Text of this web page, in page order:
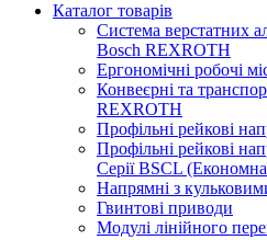
Каталог товарів
Система верстатних
Bosch REXROTH
Ергономічні робочі
Конвеєрні та
REXROTH
Профільні рейкові
Профільні рейкові
Серії BSCL (Економна
Напрямні з
Гвинтові приводи
Модулі лінійного